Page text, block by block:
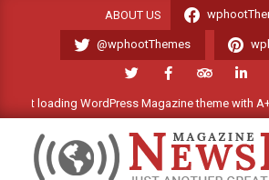
ABOUT US
@wphootThemes
loading WordPress Magazine theme with A+